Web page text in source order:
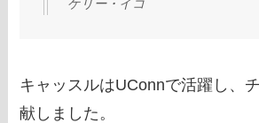
ケリー・イコ
キャッスルはUConnで活躍し、
献しました。